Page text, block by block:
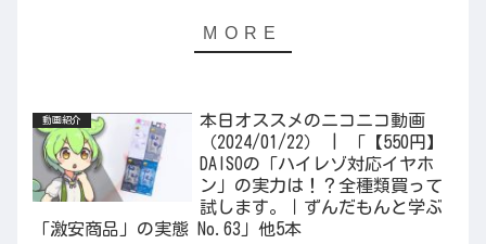
動画紹介
本日オススメのニコニコ動画
（2024/01/22） | 「【550円】
DAISOの「ハイレゾ対応イヤホ
ン」の実力は！？全種類買って
試します。｜ずんだもんと学ぶ
「激安商品」の実態 No.63」他5本